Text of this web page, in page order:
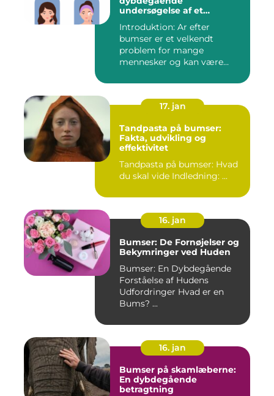
undersøgelse af et
skønhedsproblem
Introduktion: Ar efter
bumser er et velkendt
problem for mange
mennesker og kan være
17. jan
Tandpasta på bumser:
Fakta, udvikling og
effektivitet
Tandpasta på bumser: Hvad
du skal vide Indledning: ...
16. jan
Bumser: De Fornøjelser og
Bekymringer ved Huden
Bumser: En Dybdegående
Forståelse af Hudens
Udfordringer Hvad er en
Bums? ...
16. jan
Bumser på skamlæberne:
En dybdegående
betragtning